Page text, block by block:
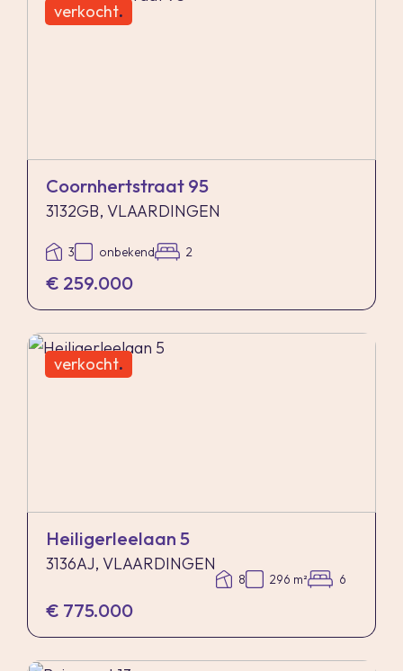
verkocht.
Coornhertstraat 95
3132GB, VLAARDINGEN
3 onbekend 2
€ 259.000
verkocht.
Heiligerleelaan 5
3136AJ, VLAARDINGEN
8 296 m² 6
€ 775.000